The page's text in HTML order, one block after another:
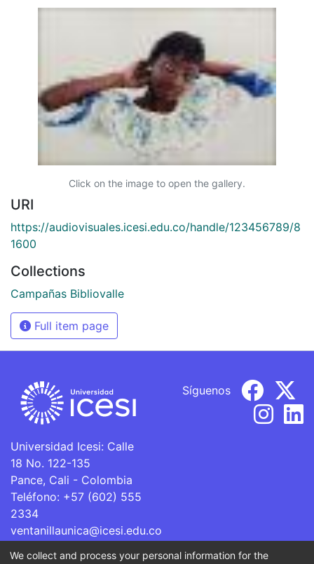
Click on the image to open the gallery.
URI
https://audiovisuales.icesi.edu.co/handle/123456789/8
1600
Collections
Campañas Bibliovalle
Full item page
Universidad Icesi: Calle
18 No. 122-135
Pance, Cali - Colombia
Teléfono: +57 (602) 555
2334
ventanillaunica@icesi.edu.co
Síguenos
We collect and process your personal information for the